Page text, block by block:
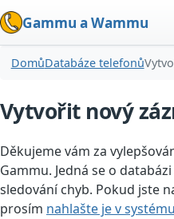
Gammu a Wammu
DomůDatabáze telefonů
Vytvořit nový
Děkujeme vám za
Gammu. Jedná se o
sledování chyb. Pokud jste
prosím nahlašte je v